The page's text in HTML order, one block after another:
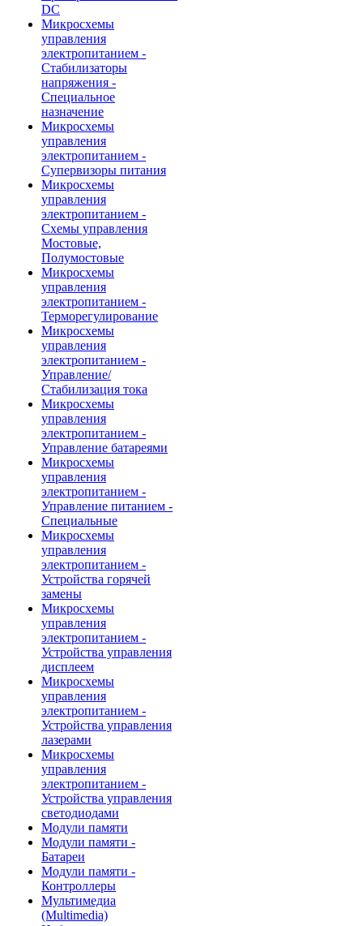
DC
Микросхемы
управления
электропитанием -
Стабилизаторы
напряжения -
Специальное
назначение
Микросхемы
управления
электропитанием -
Супервизоры питания
Микросхемы
управления
электропитанием -
Схемы управления
Мостовые,
Полумостовые
Микросхемы
управления
электропитанием -
Терморегулирование
Микросхемы
управления
электропитанием -
Управление/
Стабилизация тока
Микросхемы
управления
электропитанием -
Управление батареями
Микросхемы
управления
электропитанием -
Управление питанием -
Специальные
Микросхемы
управления
электропитанием -
Устройства горячей
замены
Микросхемы
управления
электропитанием -
Устройства управления
дисплеем
Микросхемы
управления
электропитанием -
Устройства управления
лазерами
Микросхемы
управления
электропитанием -
Устройства управления
светодиодами
Модули памяти
Модули памяти -
Батареи
Модули памяти -
Контроллеры
Мультимедиа
(Multimedia)